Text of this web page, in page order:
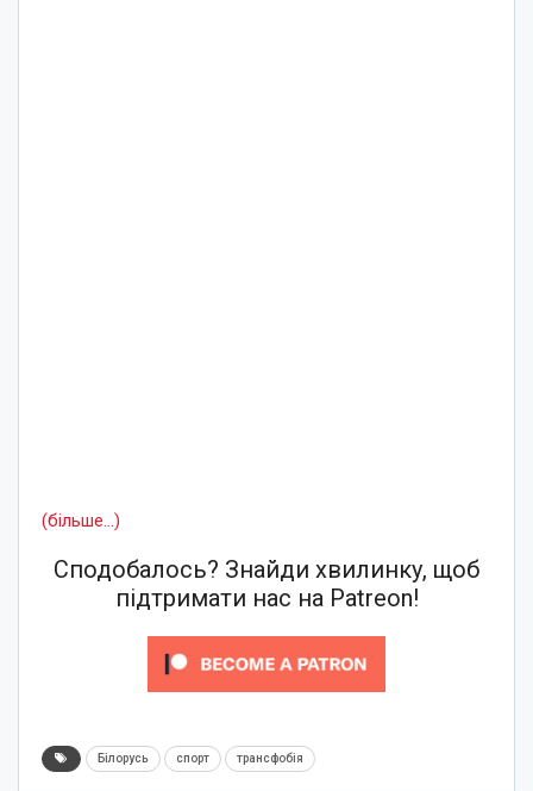
(більше…)
Сподобалось? Знайди хвилинку, щоб
підтримати нас на Patreon!
Білорусь спорт трансфобія